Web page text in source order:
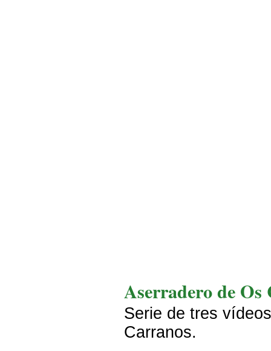
Aserradero de Os
Serie de tres
Carranos.